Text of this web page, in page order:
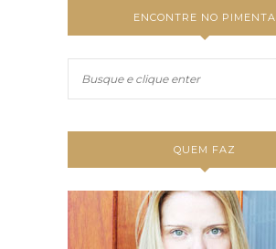
ENCONTRE NO PIMENTA
QUEM FAZ